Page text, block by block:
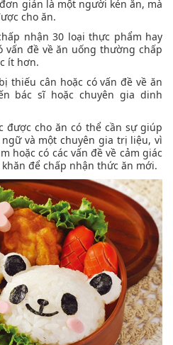
giản là một người kén ăn, mà
cho ăn.
nhận 30 loại thực phẩm hay
đề về ăn uống thường chấp
ít hơn.
thiếu cân hoặc có vấn đề về ăn
bác sĩ hoặc chuyên gia dinh
được cho ăn có thể cần sự giúp
và một chuyên gia trị liệu, vì
hoặc có các vấn đề về cảm giác
để chấp nhận thức ăn mới.